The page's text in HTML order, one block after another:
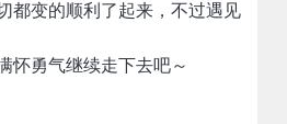
都变的顺利了起来，不过遇见
怀勇气继续走下去吧～